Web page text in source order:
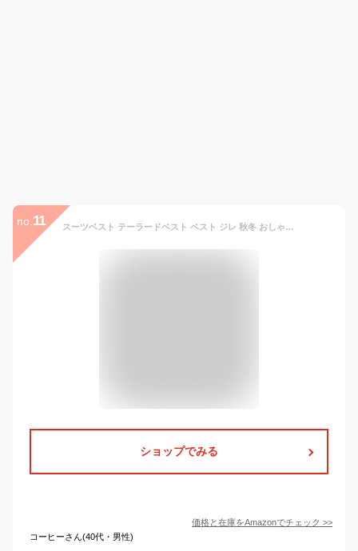
no. 11 スーツベスト テーラードベスト ベスト ジレ 秋冬 おしゃれ 上品 レディース 春夏 無地 フォーマル キレイめ ノースリーブ 秋冬 カジュアル 羽織り ロング丈 前開き 通勤 黒 ブレザーベスト レイヤード 20代 30代 シンプル-ブラック ||S
ショップでみる
価格と在庫をAmazonでチェック >>
コーヒーさん(40代・男性)